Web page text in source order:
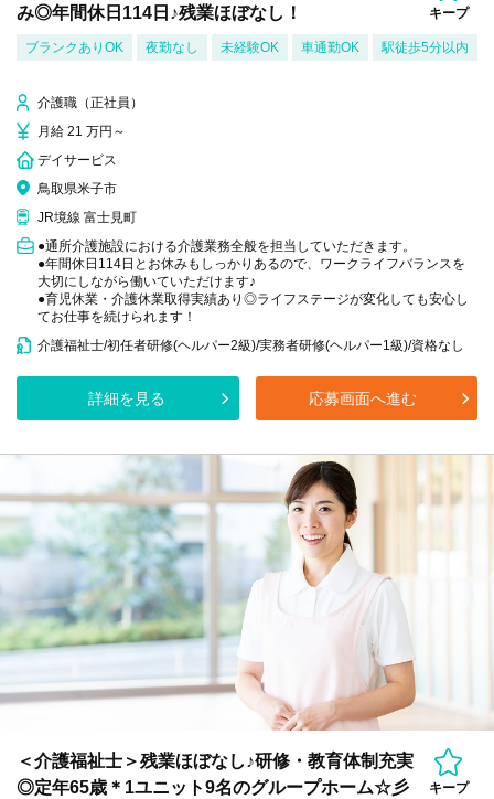
み◎年間休日114日♪残業ほぼなし！
キープ
ブランクありOK 夜勤なし 未経験OK 車通勤OK 駅徒歩5分以内
介護職（正社員）
月給 21 万円～
デイサービス
鳥取県米子市
JR境線 富士見町
●通所介護施設における介護業務全般を担当していただきます。
●年間休日114日とお休みもしっかりあるので、ワークライフバランスを
大切にしながら働いていただけます♪
●育児休業・介護休業取得実績あり◎ライフステージが変化しても安心し
てお仕事を続けられます！
介護福祉士/初任者研修(ヘルパー2級)/実務者研修(ヘルパー1級)/資格なし
詳細を見る 応募画面へ進む
＜介護福祉士＞残業ほぼなし♪研修・教育体制充実
◎定年65歳＊1ユニット9名のグループホーム☆彡
キープ